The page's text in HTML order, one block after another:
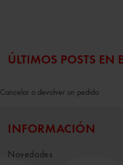
ÚLTIMOS POSTS EN
Cancelar o devolver un pedido
INFORMACIÓN
Novedades